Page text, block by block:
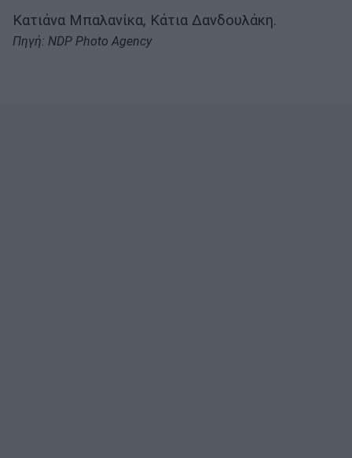
Κατιάνα Μπαλανίκα, Κάτια Δανδουλάκη.
Πηγή: NDP Photo Agency